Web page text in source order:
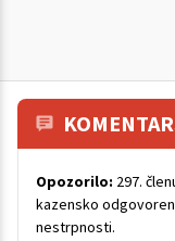
Opozorilo: 297.
kazensko
nestrpnosti.